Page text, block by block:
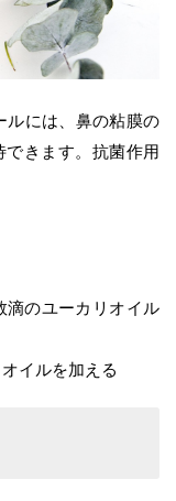
ルには、鼻の粘膜の
きます。抗菌作用
滴のユーカリオイル
イルを加える